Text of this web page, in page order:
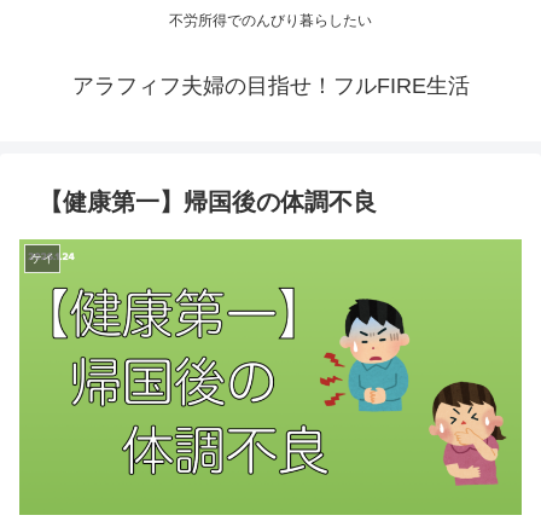
不労所得でのんびり暮らしたい
アラフィフ夫婦の目指せ！フルFIRE生活
【健康第一】帰国後の体調不良
ケイ